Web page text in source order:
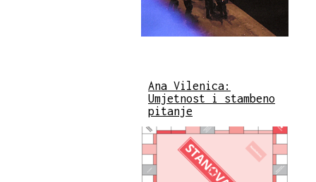
Ana Vilenica:
Umjetnost i stambeno
pitanje